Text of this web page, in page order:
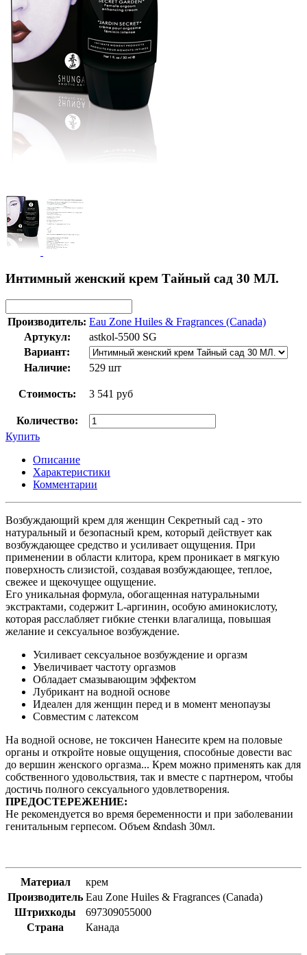
Интимный женский крем Тайный сад 30 МЛ.
Производитель: Eau Zone Huiles & Fragrances (Canada)
Артукул:
astkol-5500 SG
Вариант:
Наличие:
529 шт
Стоимость: 3 541 руб
Количество:
Купить
Описание
Характеристики
Комментарии
Возбуждающий крем для женщин Секретный сад - это
натуральный и безопасный крем, который действует как
возбуждающее средство и усиливает ощущения. При
применении в области клитора, крем проникает в мягкую
поверхность слизистой, создавая возбуждающее, теплое,
свежее и щекочущее ощущение.
Его уникальная формула, обогащенная натуральными
экстрактами, содержит L-аргинин, особую аминокислоту,
которая расслабляет гибкие стенки влагалища, повышая
желание и сексуальное возбуждение.
Усиливает сексуальное возбуждение и оргазм
Увеличивает частоту оргазмов
Обладает смазывающим эффектом
Лубрикант на водной основе
Идеален для женщин перед и в момент менопаузы
Совместим с латексом
На водной основе, не токсичен Нанесите крем на половые
органы и откройте новые ощущения, способные довести вас
до вершин женского оргазма... Крем можно применять как для
собственного удовольствия, так и вместе с партнером, чтобы
достичь полного сексуального удовлетворения.
ПРЕДОСТЕРЕЖЕНИЕ:
Не рекомендуется во время беременности и при заболевании
генитальным герпесом. Объем &ndash 30мл.
Материал
крем
Производитель Eau Zone Huiles & Fragrances (Canada)
Штрихкоды
697309055000
Страна
Канада